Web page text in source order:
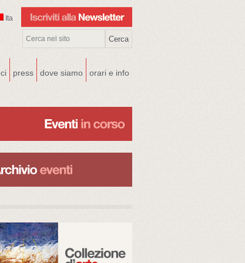
Ita
press dove siamo orari e info